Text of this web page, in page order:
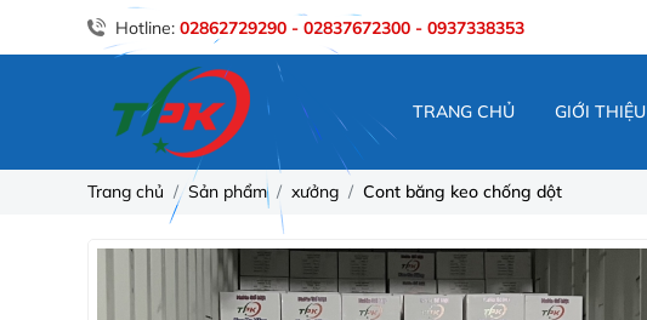
Hotline: 02862729290 - 02837672300 - 0937338353
TRANG CHỦ GIỚI THIỆU
Trang chủ Sản phẩm xưởng Cont băng keo chống dột